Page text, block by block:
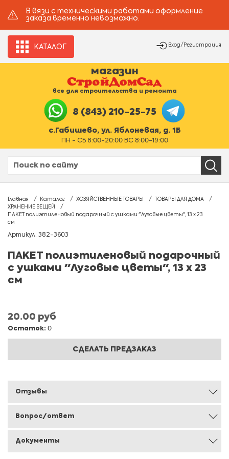
В вязи с техническими работами оформление
заказа временно невозможно.
КАТАЛОГ Вход/Регистрация
магазин
все для строительства и ремонта
8 (843) 210-25-75
с.Габишево, ул. Яблоневая, д. 1Б
ПН - СБ 8:00-20:00 ВС 8:00-19:00
Главная Каталог ХОЗЯЙСТВЕННЫЕ ТОВАРЫ
ТОВАРЫ ДЛЯ ДОМА
ХРАНЕНИЕ ВЕЩЕЙ
ПАКЕТ полиэтиленовый подарочный с ушками "Луговые цветы", 13 х 23
см
Артикул: 382-3603
ПАКЕТ полиэтиленовый подарочный
с ушками "Луговые цветы", 13 х 23
см
20.00 руб
Остаток: 0
СДЕЛАТЬ ПРЕДЗАКАЗ
Отзывы
Вопрос/ответ
Документы